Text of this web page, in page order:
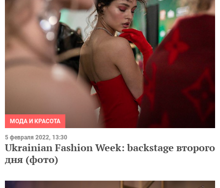
МОДА И КРАСОТА
5 февраля 2022, 13:30
Ukrainian Fashion Week: backstage второго
дня (фото)